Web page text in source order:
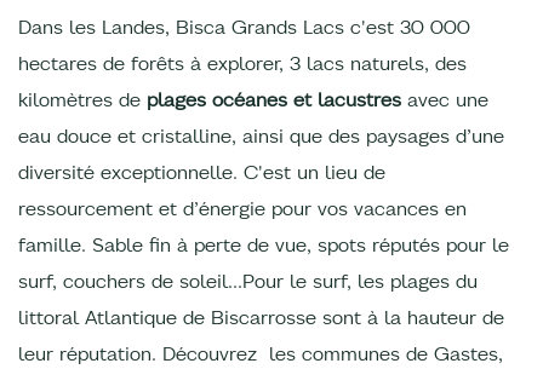
Dans les Landes, Bisca Grands Lacs c'est 30 000
hectares de forêts à explorer, 3 lacs naturels, des
kilomètres de plages océanes et lacustres avec une
eau douce et cristalline, ainsi que des paysages d’une
diversité exceptionnelle. C'est un lieu de
ressourcement et d’énergie pour vos vacances en
famille. Sable fin à perte de vue, spots réputés pour le
surf, couchers de soleil…Pour le surf, les plages du
littoral Atlantique de Biscarrosse sont à la hauteur de
leur réputation. Découvrez les communes de Gastes,